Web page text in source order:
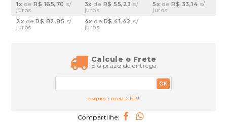
1x deR$ 165,70 s/
juros
2x deR$ 82,85 s/
juros
3x de R$ 55,23 s/
juros
4x de R$ 41,42 s/
juros
5x deR$ 33,14 s/
juros
Calcule o Frete
E o prazo de entrega
OK
esqueci meu CEP!
Compartilhe: